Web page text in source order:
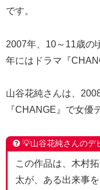
です。
2007年、10～11歳の
年にはドラマ『
山谷花純さんは、
『CHANGE』で女優
💡山谷花純さんのデ
この作品は、木村
太が、ある出来事